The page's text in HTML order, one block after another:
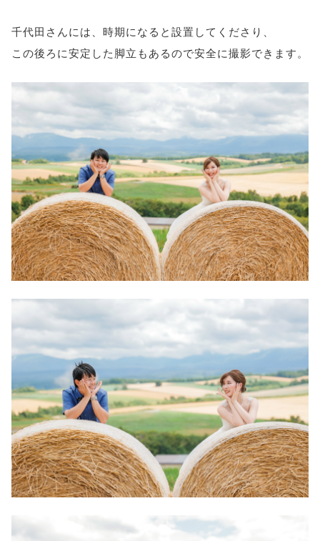
千代田さんには、時期になると設置してくださり、
この後ろに安定した脚立もあるので安全に撮影できます。